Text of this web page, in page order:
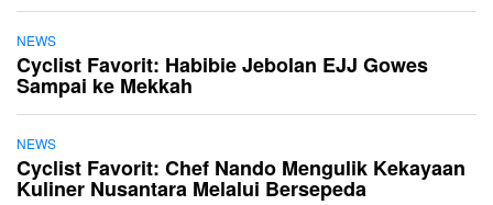
NEWS
Cyclist Favorit: Habibie Jebolan EJJ Gowes
Sampai ke Mekkah
NEWS
Cyclist Favorit: Chef Nando Mengulik Kekayaan
Kuliner Nusantara Melalui Bersepeda